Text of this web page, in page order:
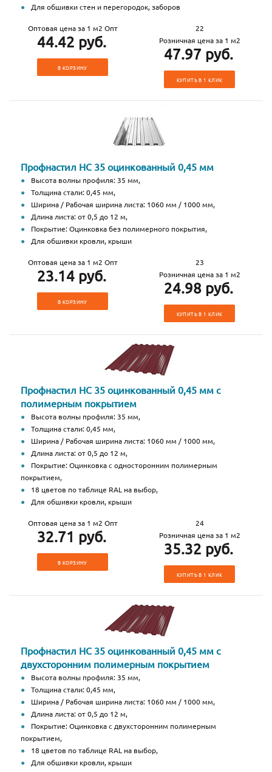
Для обшивки стен и перегородок, заборов
Оптовая цена за 1 м2 Опт
44.42 руб.
В КОРЗИНУ
22
Розничная цена за 1 м2
47.97 руб.
КУПИТЬ В 1 КЛИК
Профнастил НС 35 оцинкованный 0,45 мм
Высота волны профиля: 35 мм,
Толщина стали: 0,45 мм,
Ширина / Рабочая ширина листа: 1060 мм / 1000 мм,
Длина листа: от 0,5 до 12 м,
Покрытие: Оцинковка без полимерного покрытия,
Для обшивки кровли, крыши
Оптовая цена за 1 м2 Опт
23.14 руб.
В КОРЗИНУ
23
Розничная цена за 1 м2
24.98 руб.
КУПИТЬ В 1 КЛИК
Профнастил НС 35 оцинкованный 0,45 мм с
полимерным покрытием
Высота волны профиля: 35 мм,
Толщина стали: 0,45 мм,
Ширина / Рабочая ширина листа: 1060 мм / 1000 мм,
Длина листа: от 0,5 до 12 м,
Покрытие: Оцинковка с односторонним полимерным
покрытием,
18 цветов по таблице RAL на выбор,
Для обшивки кровли, крыши
Оптовая цена за 1 м2 Опт
32.71 руб.
В КОРЗИНУ
24
Розничная цена за 1 м2
35.32 руб.
КУПИТЬ В 1 КЛИК
Профнастил НС 35 оцинкованный 0,45 мм с
двухсторонним полимерным покрытием
Высота волны профиля: 35 мм,
Толщина стали: 0,45 мм,
Ширина / Рабочая ширина листа: 1060 мм / 1000 мм,
Длина листа: от 0,5 до 12 м,
Покрытие: Оцинковка с двухсторонним полимерным
покрытием,
18 цветов по таблице RAL на выбор,
Для обшивки кровли, крыши